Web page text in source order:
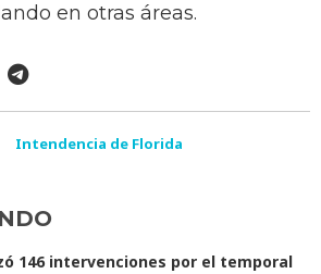
en otras áreas.
Intendencia de Florida
146 intervenciones por el temporal